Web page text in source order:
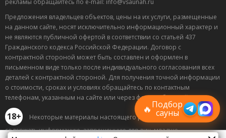
рекламы обращайтесь по e-mail: info@vsaunah.ru
Предложения владельцев объектов, цены на их услуги, размещенные
на данном сайте, носят исключительно информационный характер и
не являются публичной офертой в соответствии со статьей 437
Гражданского кодекса Российской Федерации. Договор с
контрактной стороной может быть составлен и оформлен в
письменном виде только после индивидуального согласования всех
деталей с контрактной стороной. Для получения точной информации
о стоимости, сроках и условиях обращайтесь по контактным
телефонам, указанным на сайте или через форму обратной связи.
18+
Некоторые материалы настоящего раздела могут
содержать информацию, запрещенную для лиц, младше
🔥Подбор
сауны
Лучшие
спецпредложения
саун
Подписывайтесь в Telegram или MAX —
пришлём свежие скидки